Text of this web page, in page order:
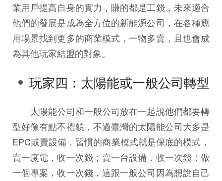
業用戶提高自身的實力，賺的都是工錢，未來適合
他們的發展是成為全方位的新能源公司，在各種應
用場景找到更多的商業模式，一物多賣，且也會成
為其他玩家結盟的對象。
玩家四：太陽能或一般公司轉型
太陽能公司和一般公司放在一起說他們都要轉
型好像有點不禮貌，不過臺灣的太陽能公司大多是
EPC或賣設備，習慣的商業模式就是保底的模式，
賣一度電，收一次錢；賣一台設備，收一次錢；做
一個專案，收一次錢，這跟一般公司因為想說自己